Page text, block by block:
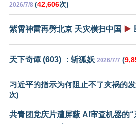
2026/7/8 (42,606次)
紫霄神雷再劈北京 天灾横扫中国 ▶️
天下奇谭 (603) ：斩狐妖 2026/7/7 (
习近平的指示为何阻止不了灾祸的
次)
共青团党庆片遭屏蔽 AI审查机器的“